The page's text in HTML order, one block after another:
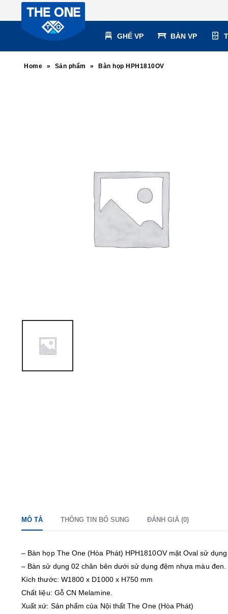
GHẾ VP BÀN VP
Home » Sản phẩm » Bàn họp HPH1810OV
MÔ TẢ THÔNG TIN BỔ SUNG ĐÁNH GIÁ (0)
– Bàn họp The One (Hòa Phát) HPH1810OV mặt Oval sử
– Bàn sử dụng 02 chân bên dưới sử dụng đệm nhựa màu đen.
Kích thước: W1800 x D1000 x H750 mm
Chất liệu: Gỗ CN Melamine.
Xuất xứ: Sản phẩm của Nội thất The One (Hòa Phát)